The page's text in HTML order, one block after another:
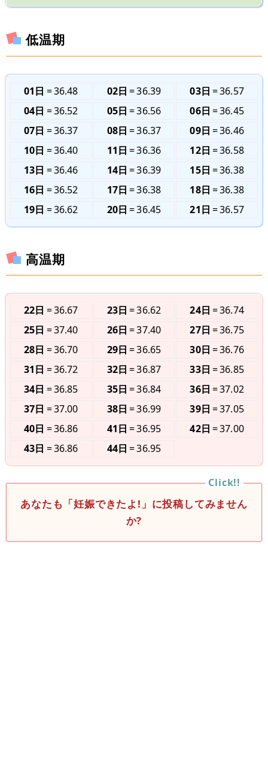
低温期
01日 36.48 02日 36.39 03日
36.57
04日
36.52 05日 36.56 06日
36.45
07日
36.37 08日 36.37 09日
36.46
10日
36.40 11日 36.36 12日
36.58
13日
36.46 14日 36.39 15日
36.38
16日
36.52 17日 36.38 18日
36.38
19日
36.62 20日 36.45 21日 36.57
高温期
22日 36.67 23日 36.62 24日
36.74
25日
37.40 26日 37.40 27日
36.75
28日
36.70 29日 36.65 30日
36.76
31日
36.72 32日 36.87 33日
36.85
34日
36.85 35日 36.84 36日
37.02
37日
37.00 38日 36.99 39日
37.05
40日
36.86 41日 36.95 42日
37.00
43日
36.86 44日 36.95
あなたも「妊娠できたよ!」に投稿してみません
か?